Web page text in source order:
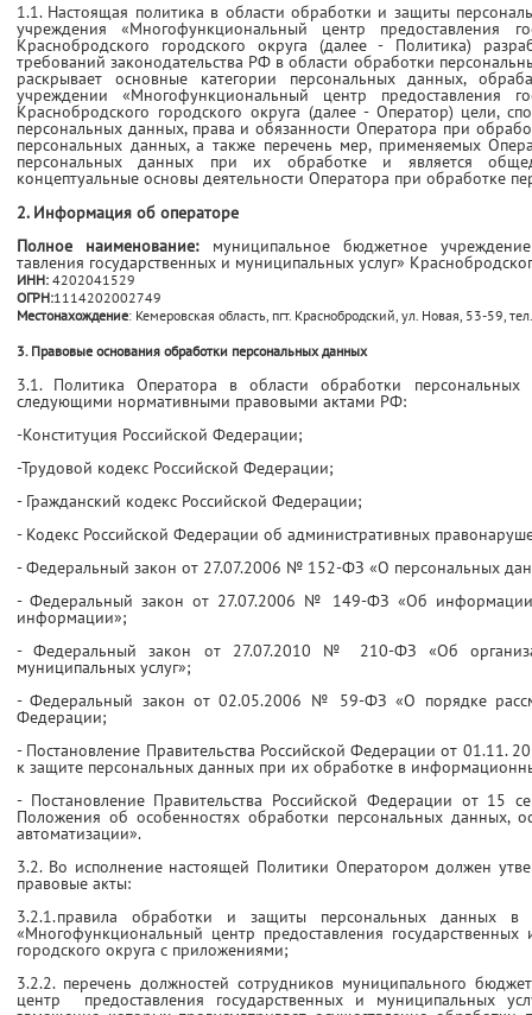
1.1. Настоящая политика в области обработки и защиты
учреждения «Многофункциональный центр предос­тавления
Краснобродского городского округа (далее - Политика)
требований законодательства РФ в области обработки
раскрывает основные категории персональных данных,
учреждении «Многофункциональный центр предос­тавления
Краснобродского городского округа (далее - Оператор) цели,
персональных данных, права и обязанности Оператора при
персональных данных, а также перечень мер, применяемых
персональных данных при их обработке и является
концептуальные основы деятельности Оператора при обработке
2. Информация об операторе
Полное наименование:муниципальное бюджетное
тавления государственных и муниципальных услуг»
ИНН: 4202041529
ОГРН:1114202002749
Местонахождение: Кемеровская область, пгт. Краснобродский, ул. Новая, 53-59,
3. Правовые основания обработки персональных данных
3.1. Политика Оператора в области обработки персональных
следующими нормативными правовыми актами РФ:
-Конституция Российской Федерации;
-Трудовой кодекс Российской Федерации;
- Гражданский кодекс Российской Федерации;
- Кодекс Российской Федерации об административных
- Федеральный закон от 27.07.2006 № 152-ФЗ «О персональных
- Федеральный закон от 27.07.2006 № 149-ФЗ «Об
информации»;
- Федеральный закон от 27.07.2010 № 210-ФЗ «Об
муниципальных услуг»;
- Федеральный закон от 02.05.2006 № 59-ФЗ «О порядке
Федерации;
- Постановление Правительства Российской Федерации от 01.11.
к защите персональных данных при их обработке в
- Постановление Правительства Российской Федерации от
Положения об особенностях обработки персональных данных,
автоматизации».
3.2. Во исполнение настоящей Политики Оператором должен
правовые акты:
3.2.1.правила обработки и защиты персональных данных в
«Многофункциональный центр предоставления
городского округа с приложениями;
3.2.2. перечень должностей сотрудников муниципального
центр предоставления государственных и муниципальных